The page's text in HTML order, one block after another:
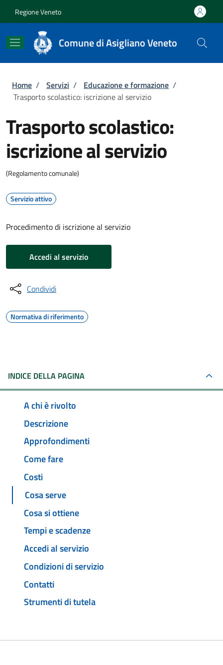
Regione Veneto
Comune di Asigliano Veneto
Briciole di pane
Home / Servizi / Educazione e formazione /
Trasporto scolastico: iscrizione al servizio
Trasporto scolastico:
iscrizione al servizio
(Regolamento comunale)
Servizio attivo
Procedimento di iscrizione al servizio
Accedi al servizio
Condividi
Normativa di riferimento
INDICE DELLA PAGINA
A chi è rivolto
Descrizione
Approfondimenti
Come fare
Costi
Cosa serve
Cosa si ottiene
Tempi e scadenze
Accedi al servizio
Condizioni di servizio
Contatti
Strumenti di tutela